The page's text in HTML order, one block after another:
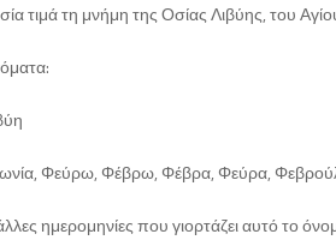
τιμά τη μνήμη της Οσίας Λιβύης, του
Φεύρω, Φέβρω, Φέβρα, Φεύρα,
ημερομηνίες που γιορτάζει αυτό το